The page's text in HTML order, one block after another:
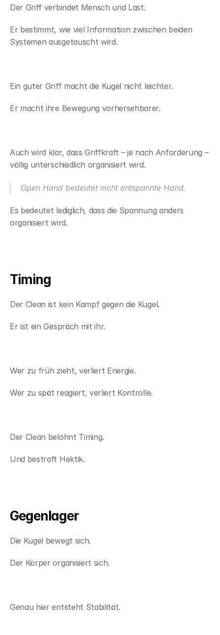
Der Griff verbindet Mensch und Last.
Er bestimmt, wie viel Information zwischen beiden
Systemen ausgetauscht wird.
Ein guter Griff macht die Kugel nicht leichter.
Er macht ihre Bewegung vorhersehbarer.
Auch wird klar, dass Griffkraft – je nach Anforderung –
völlig unterschiedlich organisiert wird.
Open Hand bedeutet nicht entspannte Hand.
Es bedeutet lediglich, dass die Spannung anders
organisiert wird.
Timing
Der Clean ist kein Kampf gegen die Kugel.
Er ist ein Gespräch mit ihr.
Wer zu früh zieht, verliert Energie.
Wer zu spät reagiert, verliert Kontrolle.
Der Clean belohnt Timing.
Und bestraft Hektik.
Gegenlager
Die Kugel bewegt sich.
Der Körper organisiert sich.
Genau hier entsteht Stabilität.